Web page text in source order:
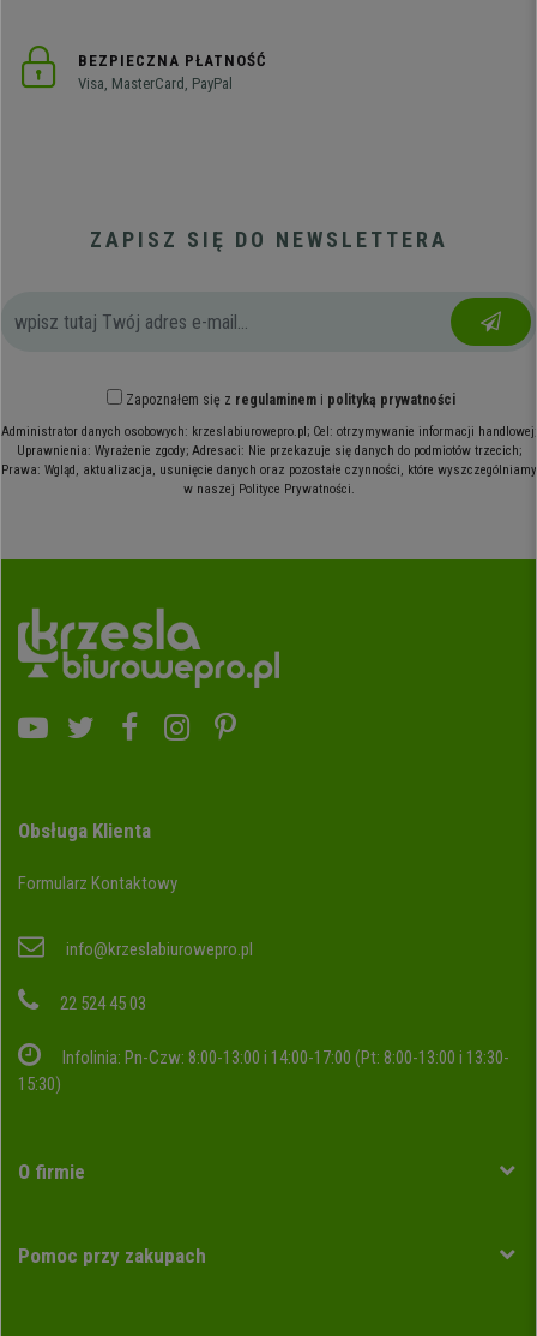
BEZPIECZNA PŁATNOŚĆ
Visa, MasterCard, PayPal
ZAPISZ SIĘ DO NEWSLETTERA
Zapoznałem się z regulaminemi polityką prywatności
Administrator danych osobowych: krzeslabiurowepro.pl; Cel: otrzymywanie informacji handlowej;
Uprawnienia: Wyrażenie zgody; Adresaci: Nie przekazuje się danych do podmiotów trzecich;
Prawa: Wgląd, aktualizacja, usunięcie danych oraz pozostałe czynności, które wyszczególniamy
w naszej Polityce Prywatności.
Obsługa Klienta
Formularz Kontaktowy
info@krzeslabiurowepro.pl
22 524 45 03
Infolinia: Pn-Czw: 8:00-13:00 i 14:00-17:00 (Pt: 8:00-13:00 i 13:30-
15:30)
O firmie
Pomoc przy zakupach